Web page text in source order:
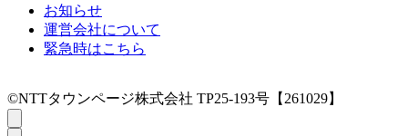
お知らせ
運営会社について
緊急時はこちら
©NTTタウンページ株式会社 TP25-193号【261029】